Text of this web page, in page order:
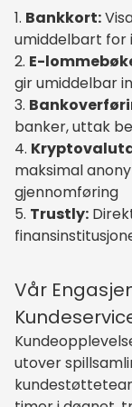
Bankkort:
umiddelbart for
E-
gir umiddelbar
banker, uttak
maksimal
gjennomføring
Trustly:
Vår
utover